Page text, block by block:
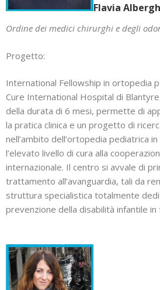
Flavia
Ordine dei medici chirurghi e degli
Progetto:
International Fellowship in ortopedia
Cure International Hospital di
della durata di 6 mesi, permette di
la pratica clinica e un progetto di
nell’ambito dell’ortopedia pediatrica
l’elevato livello di cura alla
internazionale. Il centro si avvale di
trattamento all’avanguardia, tali da
struttura specialistica totalmente
prevenzione della disabilità infantile